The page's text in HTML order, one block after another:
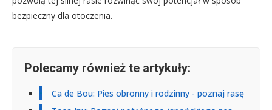
bezpieczny dla otoczenia.
Polecamy również te artykuły:
Ca de Bou: Pies obronny i rodzinny - poznaj rasę